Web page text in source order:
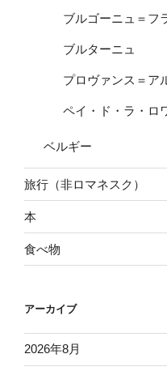
ブルゴーニュ＝フ
ブルターニュ
プロヴァンス＝ア
ペイ・ド・ラ・ロ
ベルギー
旅行（非ロマネスク）
本
食べ物
アーカイブ
2026年8月